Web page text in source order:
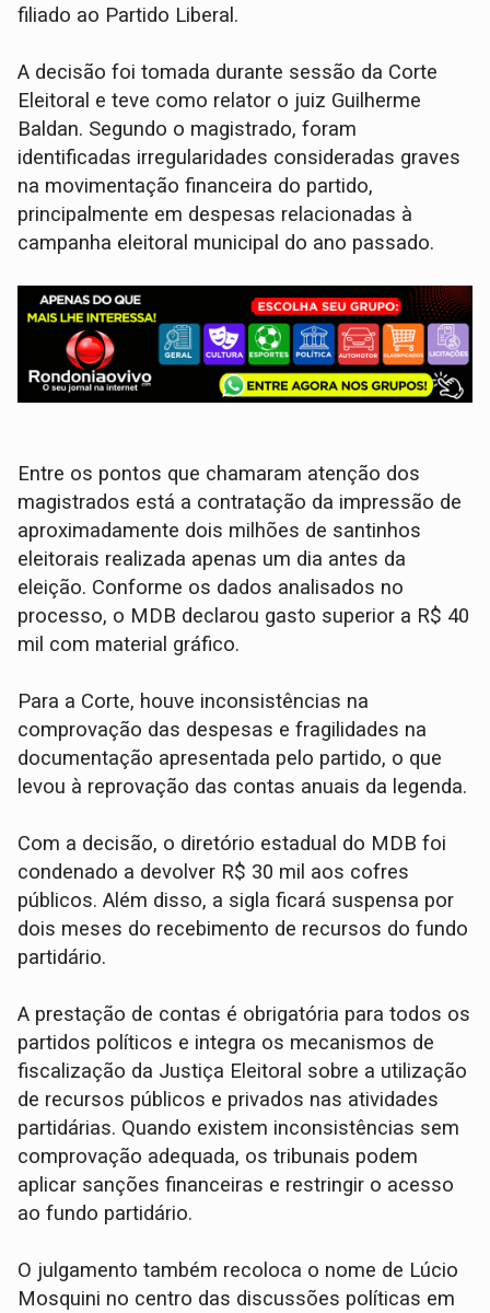
filiado ao Partido Liberal.
A decisão foi tomada durante sessão da Corte
Eleitoral e teve como relator o juiz Guilherme
Baldan. Segundo o magistrado, foram
identificadas irregularidades consideradas graves
na movimentação financeira do partido,
principalmente em despesas relacionadas à
campanha eleitoral municipal do ano passado.
Entre os pontos que chamaram atenção dos
magistrados está a contratação da impressão de
aproximadamente dois milhões de santinhos
eleitorais realizada apenas um dia antes da
eleição. Conforme os dados analisados no
processo, o MDB declarou gasto superior a R$ 40
mil com material gráfico.
Para a Corte, houve inconsistências na
comprovação das despesas e fragilidades na
documentação apresentada pelo partido, o que
levou à reprovação das contas anuais da legenda.
Com a decisão, o diretório estadual do MDB foi
condenado a devolver R$ 30 mil aos cofres
públicos. Além disso, a sigla ficará suspensa por
dois meses do recebimento de recursos do fundo
partidário.
A prestação de contas é obrigatória para todos os
partidos políticos e integra os mecanismos de
fiscalização da Justiça Eleitoral sobre a utilização
de recursos públicos e privados nas atividades
partidárias. Quando existem inconsistências sem
comprovação adequada, os tribunais podem
aplicar sanções financeiras e restringir o acesso
ao fundo partidário.
O julgamento também recoloca o nome de Lúcio
Mosquini no centro das discussões políticas em